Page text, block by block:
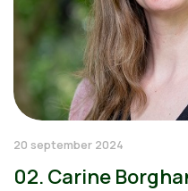
20 september 2024
02. Carine